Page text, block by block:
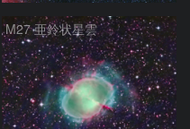
M27 亜鈴状星雲